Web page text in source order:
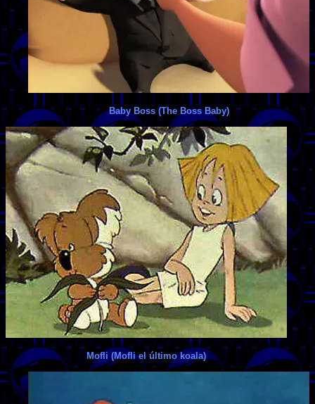
Baby Boss (The Boss Baby)
Mofli (Mofli el último koala)